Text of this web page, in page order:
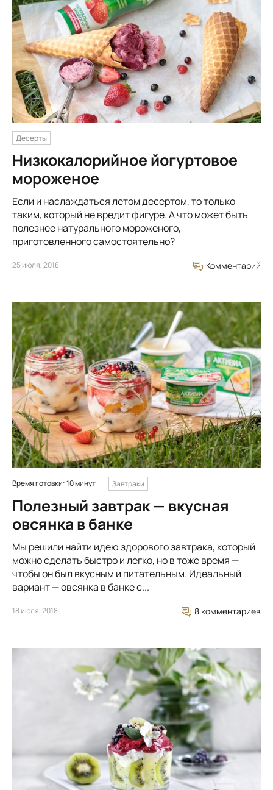
Десерты
Низкокалорийное йогуртовое
мороженое
Если и наслаждаться летом десертом, то только
таким, который не вредит фигуре. А что может быть
полезнее натурального мороженого,
приготовленного самостоятельно?
25 июля, 2018 Комментарий
Время готовки: 10 минут Завтраки
Полезный завтрак — вкусная
овсянка в банке
Мы решили найти идею здорового завтрака, который
можно сделать быстро и легко, но в тоже время —
чтобы он был вкусным и питательным. Идеальный
вариант — овсянка в банке с...
18 июля, 2018 8 комментариев